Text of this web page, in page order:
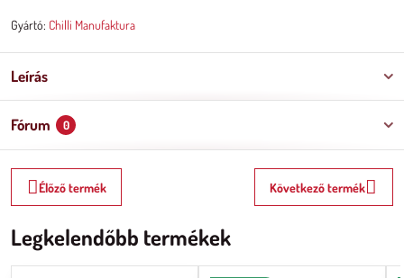
Gyártó: Chilli Manufaktura
Leírás
Fórum 0
Élőző termék Következő termék
Legkelendőbb termékek